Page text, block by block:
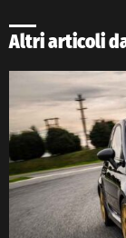
Altri articoli